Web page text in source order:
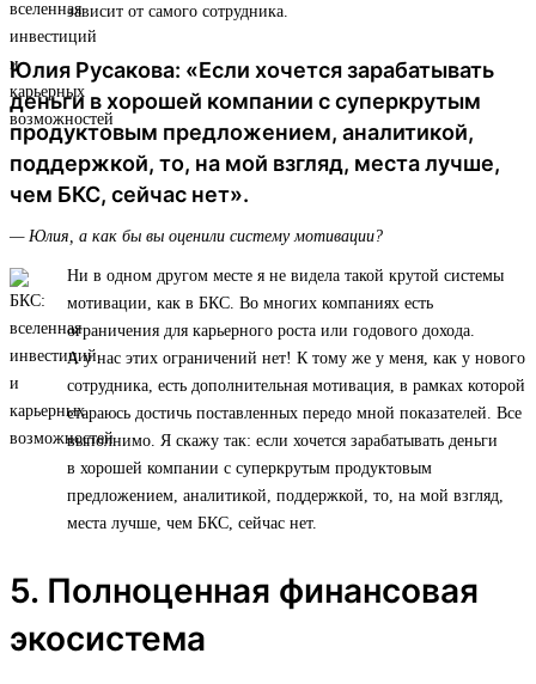
зависит от самого сотрудника.
Юлия Русакова: «Если хочется зарабатывать
деньги в хорошей компании с суперкрутым
продуктовым предложением, аналитикой,
поддержкой, то, на мой взгляд, места лучше,
чем БКС, сейчас нет».
— Юлия, а как бы вы оценили систему мотивации?
Ни в одном другом месте я не видела такой крутой системы
мотивации, как в БКС. Во многих компаниях есть
ограничения для карьерного роста или годового дохода.
А у нас этих ограничений нет! К тому же у меня, как у нового
сотрудника, есть дополнительная мотивация, в рамках которой
стараюсь достичь поставленных передо мной показателей. Все
выполнимо. Я скажу так: если хочется зарабатывать деньги
в хорошей компании с суперкрутым продуктовым
предложением, аналитикой, поддержкой, то, на мой взгляд,
места лучше, чем БКС, сейчас нет.
5. Полноценная финансовая
экосистема